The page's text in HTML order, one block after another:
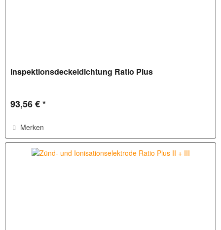
Inspektionsdeckeldichtung Ratio Plus
93,56 € *
Merken